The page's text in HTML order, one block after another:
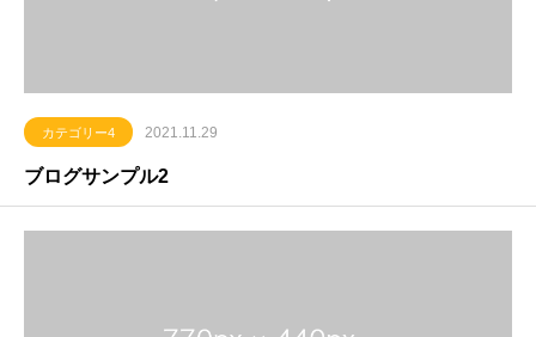
カテゴリー4 2021.11.29
ブログサンプル2